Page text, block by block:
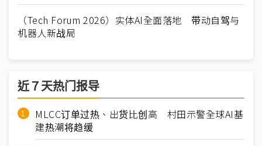
（Tech Forum 2026）实体AI全面落地 带动自驾与
机器人新战局
近７天热门报导
MLCC订单过热、出货比创高 村田示警全球AI基
建热潮将趋缓